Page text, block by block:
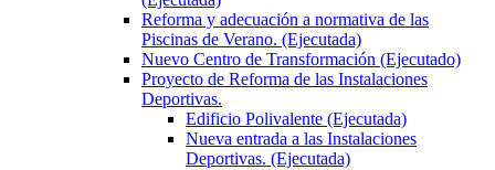
Reforma y adecuación a normativa de las
Piscinas de Verano. (Ejecutada)
Nuevo Centro de Transformación (Ejecutado)
Proyecto de Reforma de las Instalaciones
Deportivas.
Edificio Polivalente (Ejecutada)
Nueva entrada a las Instalaciones
Deportivas. (Ejecutada)